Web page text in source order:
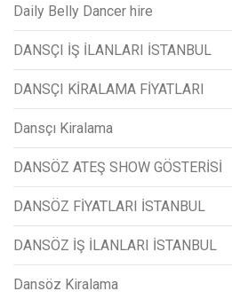
Daily Belly Dancer hire
DANSÇI İŞ İLANLARI İSTANBUL
DANSÇI KİRALAMA FİYATLARI
Dansçı Kiralama
DANSÖZ ATEŞ SHOW GÖSTERİSİ
DANSÖZ FİYATLARI İSTANBUL
DANSÖZ İŞ İLANLARI İSTANBUL
Dansöz Kiralama